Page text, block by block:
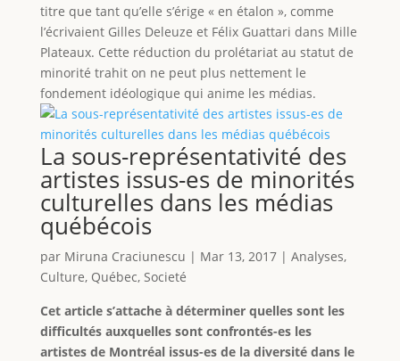
titre que tant qu’elle s’érige « en étalon », comme
l’écrivaient Gilles Deleuze et Félix Guattari dans Mille
Plateaux. Cette réduction du prolétariat au statut de
minorité trahit on ne peut plus nettement le
fondement idéologique qui anime les médias.
La sous-représentativité des
artistes issus-es de minorités
culturelles dans les médias
québécois
par Miruna Craciunescu | Mar 13, 2017| Analyses,
Culture, Québec, Societé
Cet article s’attache à déterminer quelles sont les
difficultés auxquelles sont confrontés-es les
artistes de Montréal issus-es de la diversité dans le